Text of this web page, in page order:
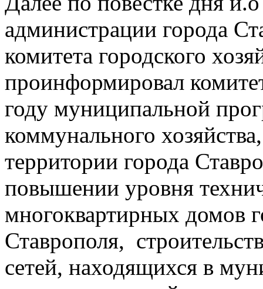
администрации города
комитета городского
проинформировал
году муниципальной
коммунального
территории города
повышении уровня
многоквартирных домов
Ставрополя,
сетей, находящихся в